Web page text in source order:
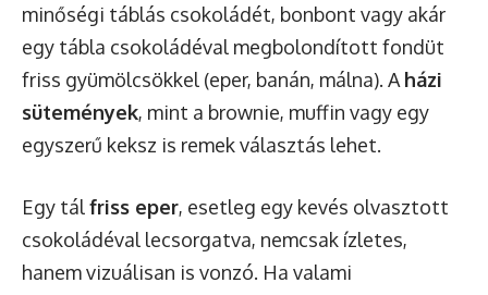
minőségi táblás csokoládét, bonbont vagy akár
egy tábla csokoládéval megbolondított fondüt
friss gyümölcsökkel (eper, banán, málna). A házi
sütemények, mint a brownie, muffin vagy egy
egyszerű keksz is remek választás lehet.
Egy tálfriss eper, esetleg egy kevés olvasztott
csokoládéval lecsorgatva, nemcsak ízletes,
hanem vizuálisan is vonzó. Ha valami